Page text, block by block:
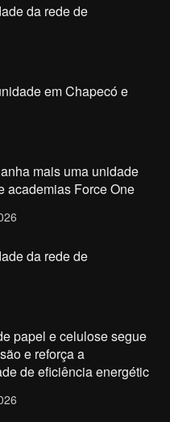
da rede de
em Chapecó e
mais uma unidade
academias Force One
da rede de
papel e celulose segue
e reforça a
de eficiência energétic